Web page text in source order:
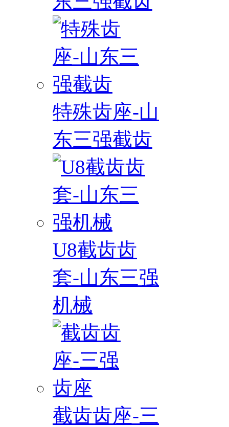
特殊齿座-山
东三强截齿
U8截齿齿
套-山东三强
机械
截齿齿座-三